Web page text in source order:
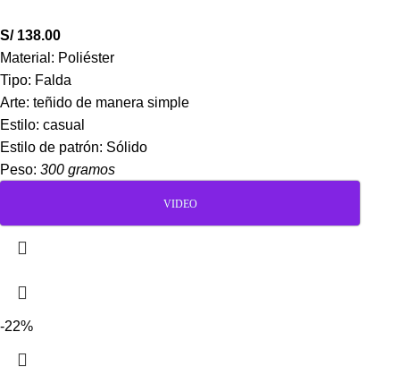
S/138.00
Material: Poliéster
Tipo: Falda
Arte: teñido de manera simple
Estilo: casual
Estilo de patrón: Sólido
Peso: 300 gramos
VIDEO
-22%